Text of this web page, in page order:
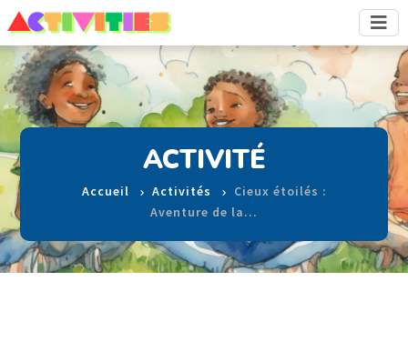
ACTIVITÉ
Accueil Activités
Cieux étoilés :
Aventure de la…